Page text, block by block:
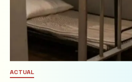
ACTUAL